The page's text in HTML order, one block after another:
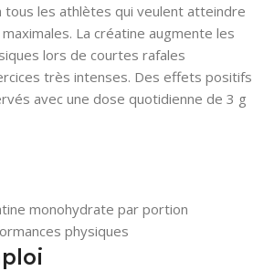
tous les athlètes qui veulent atteindre
La créatine augmente les
lors de courtes rafales
très intenses. Des effets positifs
avec une dose quotidienne de 3 g
monohydrate par portion
physiques